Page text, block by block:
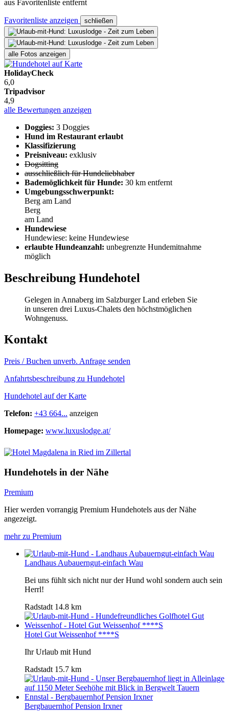
aus Favoritenliste entfernt
Favoritenliste anzeigen schließen
alle Fotos anzeigen
HolidayCheck
6,0
Tripadvisor
4,9
alle Bewertungen anzeigen
Doggies: 3 Doggies
Hund im Restaurant erlaubt
Klassifizierung
Preisniveau: exklusiv
Dogsitting
ausschließlich für Hundeliebhaber
Bademöglichkeit für Hunde: 30 km entfernt
Umgebungsschwerpunkt:
Berg am Land
Berg
am Land
Hundewiese
Hundewiese: keine Hundewiese
erlaubte Hundeanzahl: unbegrenzte Hundemitnahme
möglich
Beschreibung Hundehotel
Gelegen in Annaberg im Salzburger Land erleben Sie
in unseren drei Luxus-Chalets den höchstmöglichen
Wohngenuss.
Kontakt
Preis / Buchen unverb. Anfrage senden
Anfahrtsbeschreibung zu Hundehotel
Hundehotel auf der Karte
Telefon: +43 664... anzeigen
Homepage: www.luxuslodge.at/
Hundehotels in der Nähe
Premium
Hier werden vorrangig Premium Hundehotels aus der Nähe
angezeigt.
mehr zu Premium
Landhaus Aubauerngut-einfach Wau
Bei uns fühlt sich nicht nur der Hund wohl sondern auch sein
Herrl!
Radstadt 14.8 km
Hotel Gut Weissenhof ****S
Ihr Urlaub mit Hund
Radstadt 15.7 km
Bergbauernhof Pension Irxner